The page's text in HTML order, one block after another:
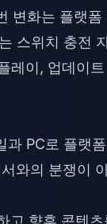
변화는 플랫
스위치 충전
레이, 업데이
PC로 플랫
와의 분쟁이
고 향후 콘텐